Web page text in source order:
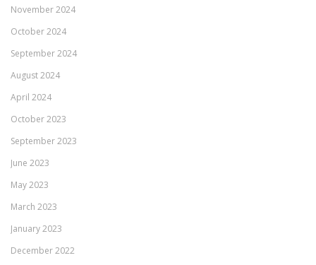
November 2024
October 2024
September 2024
August 2024
April 2024
October 2023
September 2023
June 2023
May 2023
March 2023
January 2023
December 2022